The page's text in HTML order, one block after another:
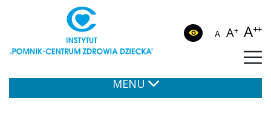
A A+ A++
MENU